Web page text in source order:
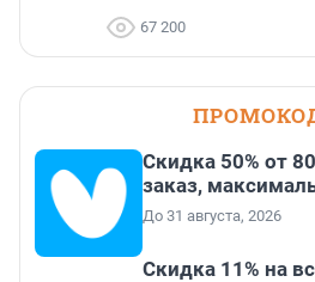
67 200
Скидка 50% от
заказ,
До 31 августа, 2026
Скидка 11% на